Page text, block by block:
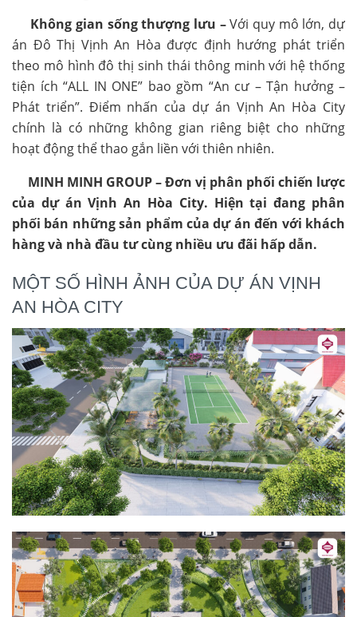
Không gian sống thượng lưu –Với quy mô lớn, dự
án Đô Thị Vịnh An Hòa được định hướng phát triển
theo mô hình đô thị sinh thái thông minh với hệ thống
tiện ích “ALL IN ONE” bao gồm “An cư – Tận hưởng –
Phát triển”. Điểm nhấn của dự án Vịnh An Hòa City
chính là có những không gian riêng biệt cho những
hoạt động thể thao gắn liền với thiên nhiên.
MINH MINH GROUP – Đơn vị phân phối chiến lược
của dự án Vịnh An Hòa City. Hiện tại đang phân
phối bán những sản phẩm của dự án đến với khách
hàng và nhà đầu tư cùng nhiều ưu đãi hấp dẫn.
MỘT SỐ HÌNH ẢNH CỦA DỰ ÁN VỊNH
AN HÒA CITY